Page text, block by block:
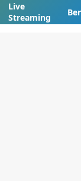
Live
Streaming